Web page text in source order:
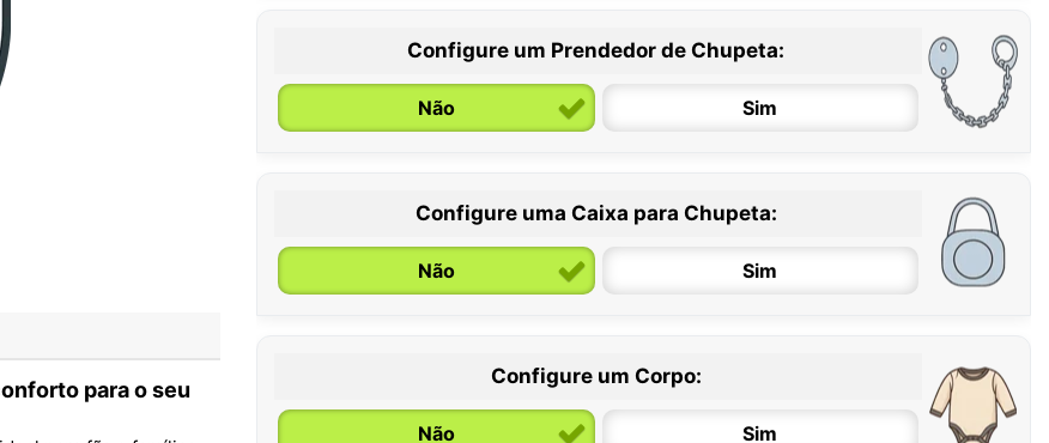
para o seu
0 / 6 meses
Configure um Prendedor de Chupeta:
Não Sim
Configure uma Caixa para Chupeta:
Não Sim
Configure um Corpo:
Não Sim